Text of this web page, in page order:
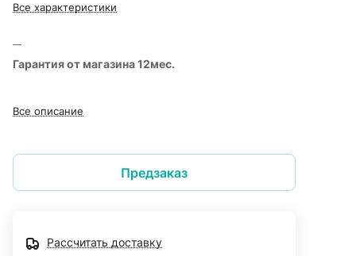
Все характеристики
Гарантия от магазина 12мес.
Все описание
Предзаказ
Рассчитать доставку